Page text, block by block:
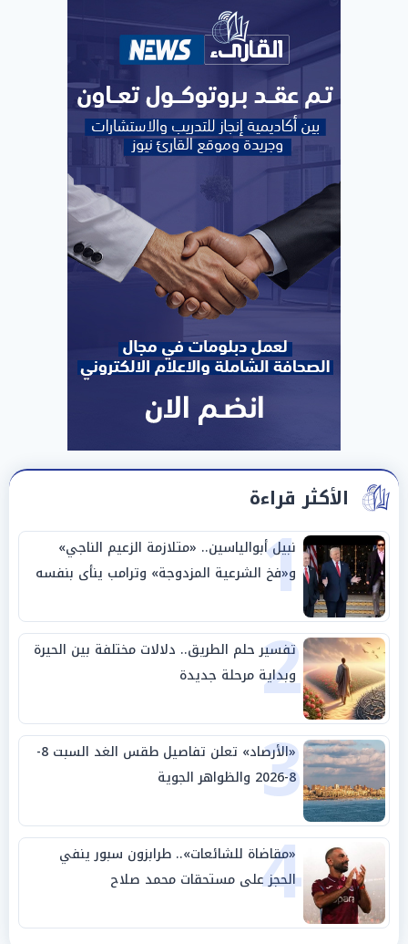
الأكثر قراءة
1
نبيل أبوالياسين.. «متلازمة الزعيم الناجي»
و«فخ الشرعية المزدوجة» وترامب ينأى بنفسه
وحليفه في «ميتم استراتيجي»
2
تفسير حلم الطريق.. دلالات مختلفة بين الحيرة
وبداية مرحلة جديدة
3
«الأرصاد» تعلن تفاصيل طقس الغد السبت 8-
8-2026 والظواهر الجوية
4
«مقاضاة للشائعات».. طرابزون سبور ينفي
الحجز على مستحقات محمد صلاح